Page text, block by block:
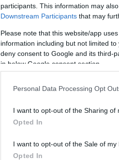
participants. This information may
Downstream Participants that may
Please note that this website/app
information including but not limited
deny consent to Google and its third-
in below Google consent section.
Personal Data Processing Opt
I want to opt-out of the Sharing of
Opted In
I want to opt-out of the Sale of my
Opted In